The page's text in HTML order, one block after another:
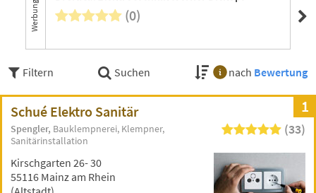
Werbung (0)
Filtern Suchen nach Bewertung
1
Schué Elektro Sanitär
Spengler Bauklempnerei Klempner
Sanitärinstallation
(33)
Kirschgarten 26- 30
55116 Mainz am Rhein